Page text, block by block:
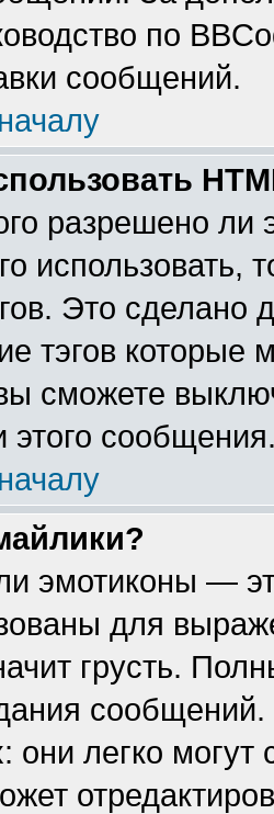
по
сообщений.
разрешено
использовать,
Это сделано
тэгов
сможете
этого
эмотиконы —
для
грусть.
сообщений.
они легко